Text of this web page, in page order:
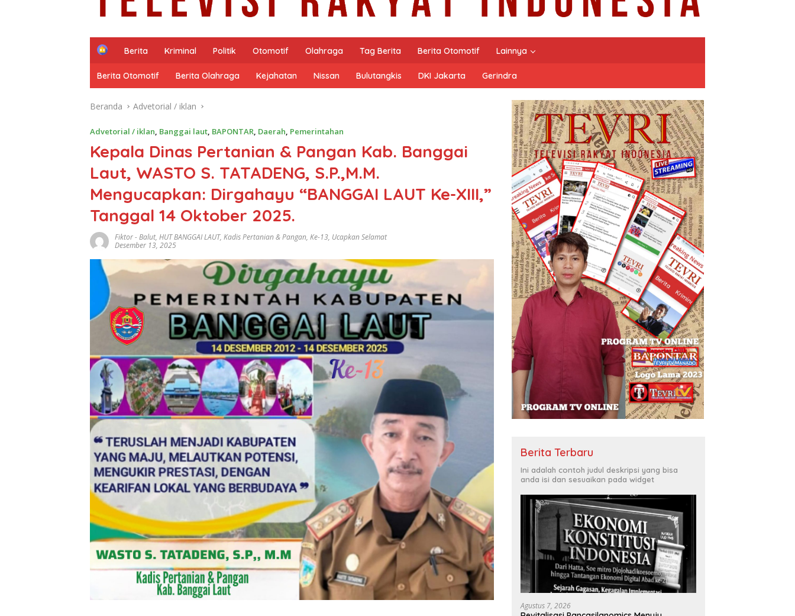
H
m
e
Berita Kriminal Politik Otomotif Olahraga Tag Berita Berita Otomotif Lainnya
Berita Otomotif Berita Olahraga Kejahatan Nissan Bulutangkis DKI Jakarta Gerindra
Beranda Advetorial / iklan
Advetorial / iklan, Banggai laut, BAPONTAR, Daerah, Pemerintahan
Kepala Dinas Pertanian & Pangan Kab. Banggai
Laut, WASTO S. TATADENG, S.P.,M.M.
Mengucapkan: Dirgahayu “BANGGAI LAUT Ke-XIII,”
Tanggal 14 Oktober 2025.
Fiktor-Balut, HUT BANGGAI LAUT, Kadis Pertanian & Pangan, Ke-13, Ucapkan Selamat
Desember 13, 2025
Berita Terbaru
Ini adalah contoh judul deskripsi yang bisa
anda isi dan sesuaikan pada widget
Agustus 7, 2026